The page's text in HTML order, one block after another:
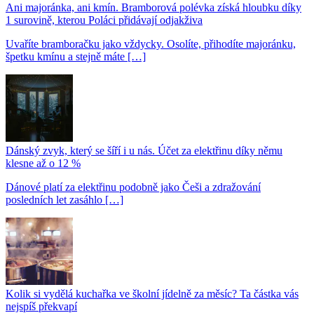
Ani majoránka, ani kmín. Bramborová polévka získá hloubku díky
1 surovině, kterou Poláci přidávají odjakživa
Uvaříte bramboračku jako vždycky. Osolíte, přihodíte majoránku,
špetku kmínu a stejně máte […]
Dánský zvyk, který se šíří i u nás. Účet za elektřinu díky němu
klesne až o 12 %
Dánové platí za elektřinu podobně jako Češi a zdražování
posledních let zasáhlo […]
Kolik si vydělá kuchařka ve školní jídelně za měsíc? Ta částka vás
nejspíš překvapí